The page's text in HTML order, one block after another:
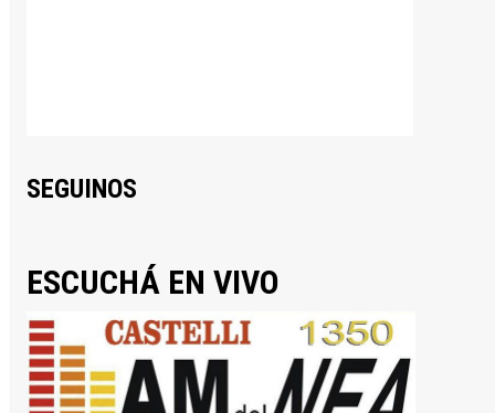
SEGUINOS
ESCUCHÁ EN VIVO